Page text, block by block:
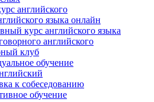
английского
языка онлайн
курс английского языка
английского
клуб
обучение
к собеседованию
обучение